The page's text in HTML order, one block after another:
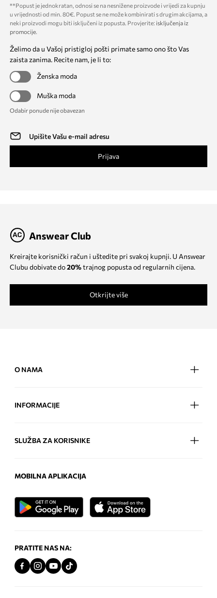
**Popust je jednokratan, odnosi se na nesnižene proizvode i vrijedi za kupnju
u vrijednosti od min. 80€. Popust se ne može kombinirati s drugim akcijama, a
neki proizvodi mogu biti isključeni iz popusta. Provjerite: isključenja iz
promocije.
Želimo da u Vašoj pristigloj pošti primate samo ono što Vas
zaista zanima. Recite nam, je li to:
Ženska moda
Muška moda
Odabir ponude nije obavezan
Prijava
Answear Club
Kreirajte korisnički račun i uštedite pri svakoj kupnji. U Answear
Clubu dobivate do20%trajnog popusta od regularnih cijena.
Otkrijte više
O NAMA
INFORMACIJE
SLUŽBA ZA KORISNIKE
MOBILNA APLIKACIJA
PRATITE NAS NA: